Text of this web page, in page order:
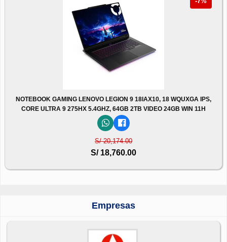
NOTEBOOK GAMING LENOVO LEGION 9 18IAX10, 18 WQUXGA IPS,
CORE ULTRA 9 275HX 5.4GHZ, 64GB 2TB VIDEO 24GB WIN 11H
S/ 20,174.00
S/ 18,760.00
Empresas